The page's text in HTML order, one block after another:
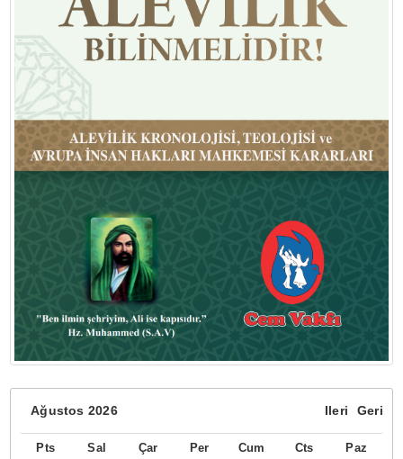
Geri
Ileri
Ağustos 2026
Pts Sal Çar Per Cum Cts Paz